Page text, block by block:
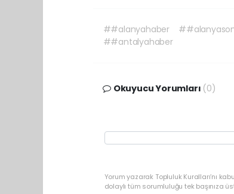
##alanyahaber
##antalyahaber
Okuyucu Yorumları (0)
Yorum yazarak Topluluk Kuralları’nı
dolaylı tüm sorumluluğu tek başınıza